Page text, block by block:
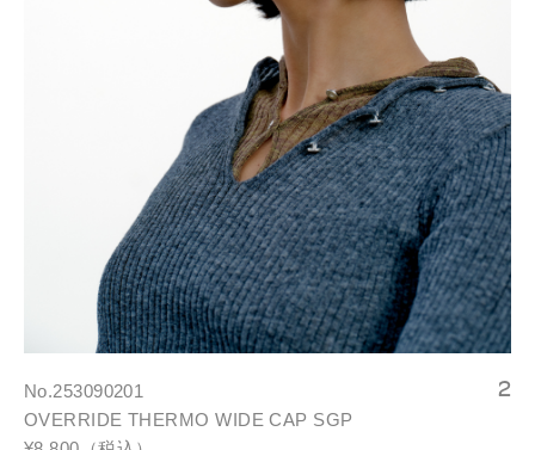
No.253090201
OVERRIDE THERMO WIDE CAP SGP